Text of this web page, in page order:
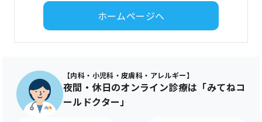
ホームページへ
【内科・小児科・皮膚科・アレルギー】
夜間・休日のオンライン診療は「みてねコ
ールドクター」